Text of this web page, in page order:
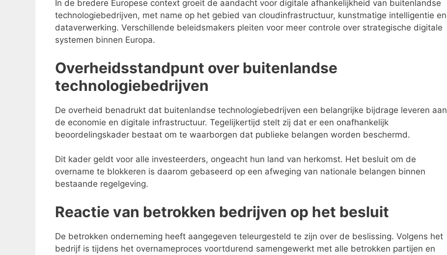
In de bredere Europese context groeit de aandacht voor digitale afhankelijkheid van buitenlandse
technologiebedrijven, met name op het gebied van cloudinfrastructuur, kunstmatige intelligentie en
dataverwerking. Verschillende beleidsmakers pleiten voor meer controle over strategische digitale
systemen binnen Europa.
Overheidsstandpunt over buitenlandse
technologiebedrijven
De overheid benadrukt dat buitenlandse technologiebedrijven een belangrijke bijdrage leveren aan
de economie en digitale infrastructuur. Tegelijkertijd stelt zij dat er een onafhankelijk
beoordelingskader bestaat om te waarborgen dat publieke belangen worden beschermd.
Dit kader geldt voor alle investeerders, ongeacht hun land van herkomst. Het besluit om de
overname te blokkeren is daarom gebaseerd op een afweging van nationale belangen binnen
bestaande regelgeving.
Reactie van betrokken bedrijven op het besluit
De betrokken onderneming heeft aangegeven teleurgesteld te zijn over de beslissing. Volgens het
bedrijf is tijdens het overnameproces voortdurend samengewerkt met alle betrokken partijen en